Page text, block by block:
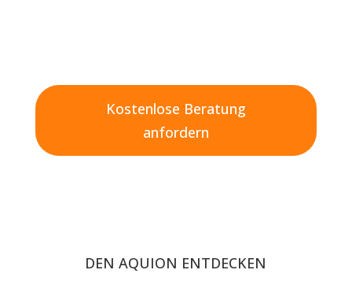
Kostenlose Beratung
anfordern
DEN AQUION ENTDECKEN